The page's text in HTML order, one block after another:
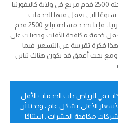
عروض الأسعار لمنزل تبلغ مساحته 2500 قدم مربع في ولاية كاليفورنيا
شيوعًا التي تعمل فيها الخدمات.
وعندما لا تعمل شركة في كاليفورنيا ، فإننا نحدد مساحة تبلغ 2500 قدم
خدمة مكافحة الآفات وحصلت على
فكرة تقريبية عن التسعير فيما
ومع بحث أعمق قد يكون هناك تباين
في الرياض ذات الخدمات الأقل
الأعلى. بشكل عام ، وجدنا أن
مكافحة الحشرات . استنادًا